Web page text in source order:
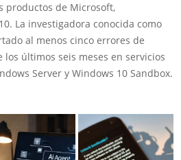
productos de Microsoft,
La investigadora conocida como
al menos cinco errores de
últimos seis meses en servicios
Server y Windows 10 Sandbox.